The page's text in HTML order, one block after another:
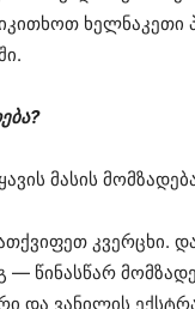
ხელნაკეთი
მასის
კვერცხი.
— წინასწარ
და ვანილის